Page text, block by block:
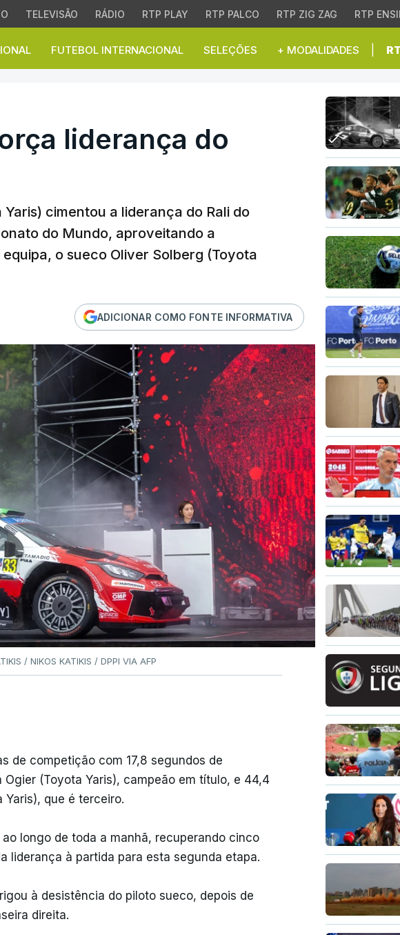
TELEVISÃO RÁDIO RTP PLAY RTP PALCO RTP ZIG ZAG RTP
FUTEBOL INTERNACIONAL SELEÇÕES + MODALIDADES
liderança do Rali do Japão
liderança do
cimentou a liderança do Rali do
do Mundo, aproveitando a
o sueco Oliver Solberg (Toyota
ADICIONAR COMO FONTE INFORMATIVA
/ NIKOS KATIKIS / DPPI VIA AFP
de competição com 17,8 segundos de
(Toyota Yaris), campeão em título, e 44,4
Yaris), que é terceiro.
longo de toda a manhã, recuperando cinco
liderança à partida para esta segunda etapa.
à desistência do piloto sueco, depois de
direita.